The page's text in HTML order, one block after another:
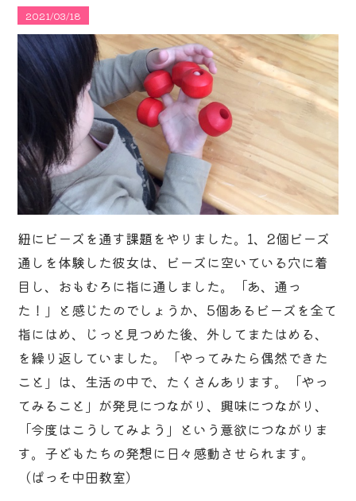
2021/03/18
紐にビーズを通す課題をやりました。1、2個ビーズ
通しを体験した彼女は、ビーズに空いている穴に着
目し、おもむろに指に通しました。「あ、通っ
た！」と感じたのでしょうか、5個あるビーズを全て
指にはめ、じっと見つめた後、外してまたはめる、
を繰り返していました。「やってみたら偶然できた
こと」は、生活の中で、たくさんあります。「やっ
てみること」が発見につながり、興味につながり、
「今度はこうしてみよう」という意欲につながりま
す。子どもたちの発想に日々感動させられます。
（ぱっそ中田教室）